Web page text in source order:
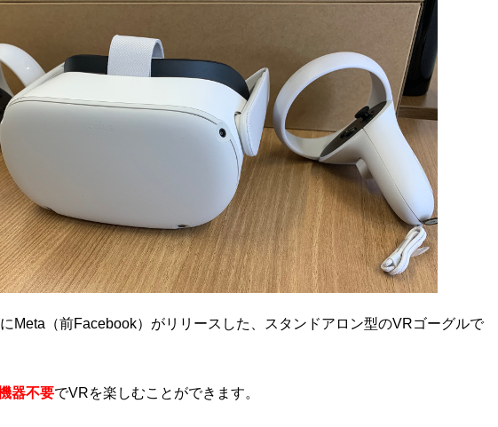
Meta（前Facebook）がリリースした、スタンドアロン型のVRゴーグルで
器不要でVRを楽しむことができます。